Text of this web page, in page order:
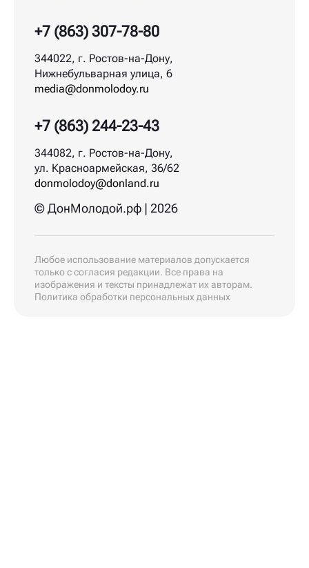
+7 (863) 244-23-43
344082, г. Ростов-на-Дону,
ул. Красноармейская, 36/62
donmolodoy@donland.ru
+7 (863) 307-78-80
344022, г. Ростов-на-Дону,
Нижнебульварная улица, 6
media@donmolodoy.ru
© ДонМолодой.рф | 2026
Любое использование материалов допускается
только с согласия редакции. Все права на
изображения и тексты принадлежат их авторам.
Политика обработки персональных данных